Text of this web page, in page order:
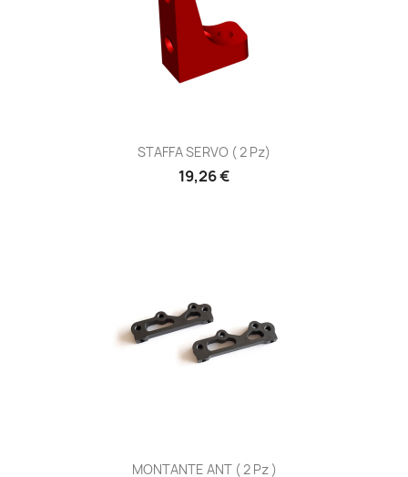
STAFFA SERVO ( 2 Pz)
Prezzo
19,26 €
MONTANTE ANT ( 2 Pz )